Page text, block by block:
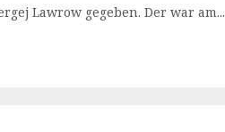
Lawrow gegeben. Der war am...